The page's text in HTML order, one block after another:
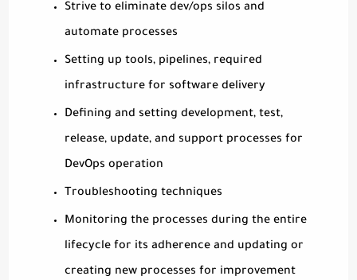
Strive to eliminate dev/ops silos and
automate processes
Setting up tools, pipelines, required
infrastructure for software delivery
Defining and setting development, test,
release, update, and support processes for
DevOps operation
Troubleshooting techniques
Monitoring the processes during the entire
lifecycle for its adherence and updating or
creating new processes for improvement